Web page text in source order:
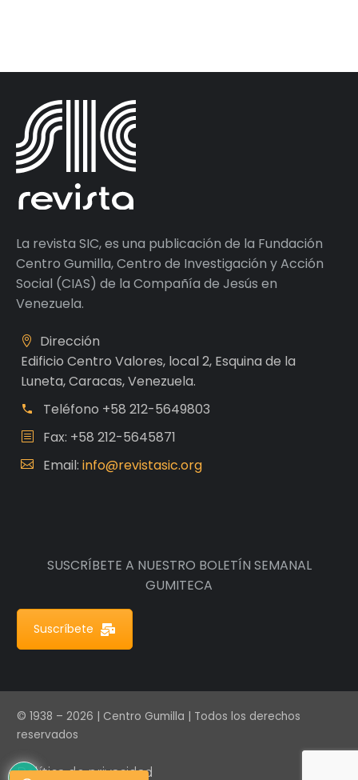
La revista SIC, es una publicación de la Fundación
Centro Gumilla, Centro de Investigación y Acción
Social (CIAS) de la Compañía de Jesús en
Venezuela.
Dirección
Edificio Centro Valores, local 2, Esquina de la
Luneta, Caracas, Venezuela.
Teléfono +58 212-5649803
Fax: +58 212-5645871
Email: info@revistasic.org
SUSCRÍBETE A NUESTRO BOLETÍN SEMANAL
GUMITECA
Suscríbete
© 1938 – 2026 | Centro Gumilla | Todos los derechos
reservados
Política de privacidad